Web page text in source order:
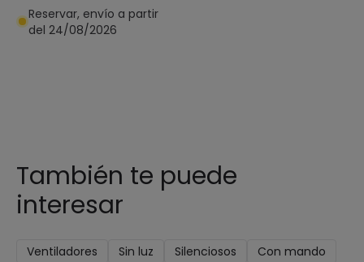
Reservar, envío a partir
del 24/08/2026
También te puede
interesar
Ventiladores Sin luz Silenciosos
Con mando